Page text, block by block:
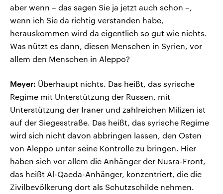
aber wenn – das sagen Sie ja jetzt auch schon –,
wenn ich Sie da richtig verstanden habe,
herauskommen wird da eigentlich so gut wie nichts.
Was nützt es dann, diesen Menschen in Syrien, vor
allem den Menschen in Aleppo?
Meyer: Überhaupt nichts. Das heißt, das syrische
Regime mit Unterstützung der Russen, mit
Unterstützung der Iraner und zahlreichen Milizen ist
auf der Siegesstraße. Das heißt, das syrische Regime
wird sich nicht davon abbringen lassen, den Osten
von Aleppo unter seine Kontrolle zu bringen. Hier
haben sich vor allem die Anhänger der Nusra-Front,
das heißt Al-Qaeda-Anhänger, konzentriert, die die
Zivilbevölkerung dort als Schutzschilde nehmen.